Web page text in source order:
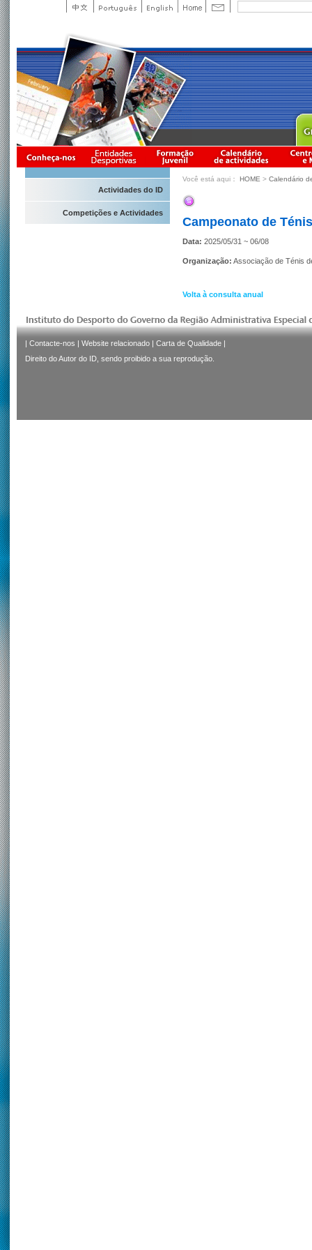
Actividades do ID
Competições e Actividades
Você está aqui： HOME > Calendário
Campeonato de
Data: 2025/05/31 ~ 06/08
Organização: Associação de Ténis
Volta à consulta anual
| Contacte-nos | Website relacionado | Carta de Qualidade |
Direito do Autor do ID, sendo proibido a sua reprodução.